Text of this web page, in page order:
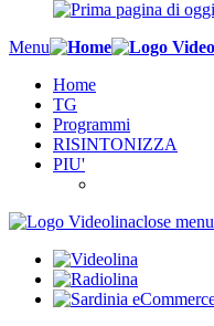
Menu
Home
TG
Programmi
RISINTONIZZA
PIU'
close menu